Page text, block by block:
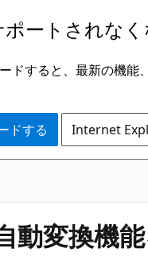
ートされなく
すると、最新の機能
ドする Internet
動変換機